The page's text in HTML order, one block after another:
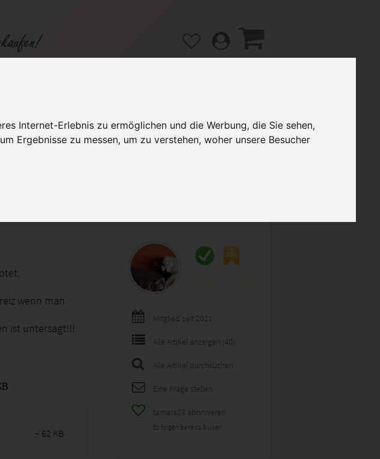
Internet-Erlebnis zu ermöglichen und die Werbung, die Sie sehen,
Ergebnisse zu messen, um zu verstehen, woher unsere Besucher
Studiengänge / Lehrgänge Hilfe / FAQ
wenn man
ist untersagt!!!
~ 62 KB
Mitglied seit 2021
Alle Artikel anzeigen (40)
Alle Artikel durchsuchen
Eine Frage stellen
tamara23 abonnieren
Es folgen bereits 3 User!